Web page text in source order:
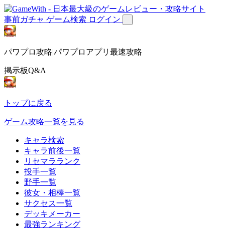
事前ガチャ ゲーム検索 ログイン
パワプロ攻略|パワプロアプリ最速攻略
掲示板Q&A
トップに戻る
ゲーム攻略一覧を見る
キャラ検索
キャラ前後一覧
リセマラランク
投手一覧
野手一覧
彼女・相棒一覧
サクセス一覧
デッキメーカー
最強ランキング